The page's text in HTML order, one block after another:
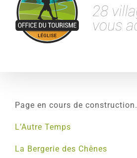
Page en cours de construction.
L’Autre Temps
La Bergerie des Chênes